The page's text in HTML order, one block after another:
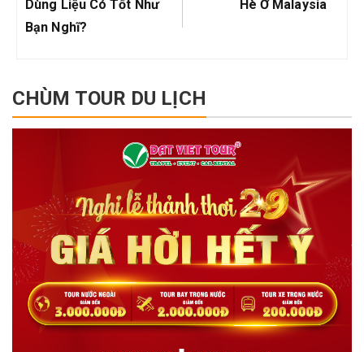
viết
Dùng Liệu Có Tốt Như
Bạn Nghĩ?
Hè Ở Malaysia
CHÙM TOUR DU LỊCH